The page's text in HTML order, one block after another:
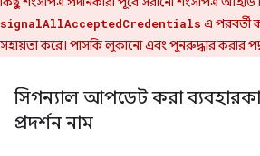
signalAllAcceptedCredentials এ পরবর্তী
সহায়তা করে। পাসকি লুকানো এবং পুনরুদ্ধার করার
সিগন্যাল আপডেট করা
প্রদর্শন নাম